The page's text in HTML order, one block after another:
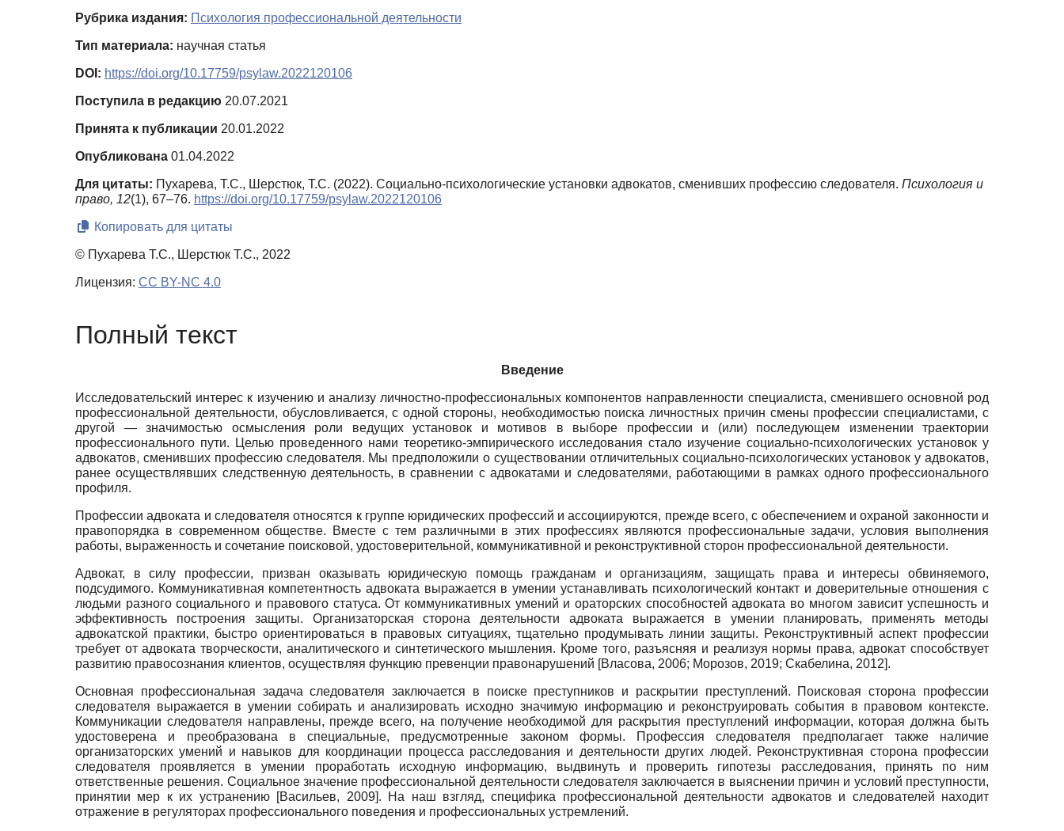
Рубрика издания: Психология профессиональной деятельности
Тип материала: научная статья
DOI: https://doi.org/10.17759/psylaw.2022120106
Поступила в редакцию 20.07.2021
Принята к публикации 20.01.2022
Опубликована 01.04.2022
Для цитаты: Пухарева, Т.С., Шерстюк, Т.С. (2022). Социально-психологические установки адвокатов, сменивших профессию следователя. Психология и
право, 12(1), 67–76. https://doi.org/10.17759/psylaw.2022120106
Копировать для цитаты
© Пухарева Т.С., Шерстюк Т.С., 2022
Лицензия: CC BY-NC 4.0
Полный текст
Введение
Исследовательский интерес к изучению и анализу личностно-профессиональных компонентов направленности специалиста, сменившего основной род
профессиональной деятельности, обусловливается, с одной стороны, необходимостью поиска личностных причин смены профессии специалистами, с
другой — значимостью осмысления роли ведущих установок и мотивов в выборе профессии и (или) последующем изменении траектории
профессионального пути. Целью проведенного нами теоретико-эмпирического исследования стало изучение социально-психологических установок у
адвокатов, сменивших профессию следователя. Мы предположили о существовании отличительных социально-психологических установок у адвокатов,
ранее осуществлявших следственную деятельность, в сравнении с адвокатами и следователями, работающими в рамках одного профессионального
профиля.
Профессии адвоката и следователя относятся к группе юридических профессий и ассоциируются, прежде всего, с обеспечением и охраной законности и
правопорядка в современном обществе. Вместе с тем различными в этих профессиях являются профессиональные задачи, условия выполнения
работы, выраженность и сочетание поисковой, удостоверительной, коммуникативной и реконструктивной сторон профессиональной деятельности.
Адвокат, в силу профессии, призван оказывать юридическую помощь гражданам и организациям, защищать права и интересы обвиняемого,
подсудимого. Коммуникативная компетентность адвоката выражается в умении устанавливать психологический контакт и доверительные отношения с
людьми разного социального и правового статуса. От коммуникативных умений и ораторских способностей адвоката во многом зависит успешность и
эффективность построения защиты. Организаторская сторона деятельности адвоката выражается в умении планировать, применять методы
адвокатской практики, быстро ориентироваться в правовых ситуациях, тщательно продумывать линии защиты. Реконструктивный аспект профессии
требует от адвоката творческости, аналитического и синтетического мышления. Кроме того, разъясняя и реализуя нормы права, адвокат способствует
развитию правосознания клиентов, осуществляя функцию превенции правонарушений [Власова, 2006; Морозов, 2019; Скабелина, 2012].
Основная профессиональная задача следователя заключается в поиске преступников и раскрытии преступлений. Поисковая сторона профессии
следователя выражается в умении собирать и анализировать исходно значимую информацию и реконструировать события в правовом контексте.
Коммуникации следователя направлены, прежде всего, на получение необходимой для раскрытия преступлений информации, которая должна быть
удостоверена и преобразована в специальные, предусмотренные законом формы. Профессия следователя предполагает также наличие
организаторских умений и навыков для координации процесса расследования и деятельности других людей. Реконструктивная сторона профессии
следователя проявляется в умении проработать исходную информацию, выдвинуть и проверить гипотезы расследования, принять по ним
ответственные решения. Социальное значение профессиональной деятельности следователя заключается в выяснении причин и условий преступности,
принятии мер к их устранению [Васильев, 2009]. На наш взгляд, специфика профессиональной деятельности адвокатов и следователей находит
отражение в регуляторах профессионального поведения и профессиональных устремлений.